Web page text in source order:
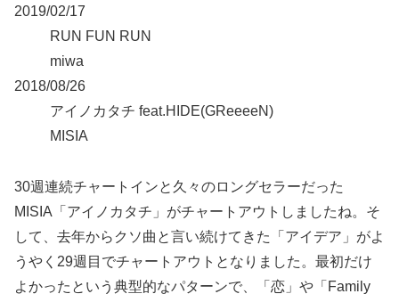
2019/02/17
RUN FUN RUN
miwa
2018/08/26
アイノカタチ feat.HIDE(GReeeeN)
MISIA
30週連続チャートインと久々のロングセラーだった
MISIA「アイノカタチ」がチャートアウトしましたね。そ
して、去年からクソ曲と言い続けてきた「アイデア」がよ
うやく29週目でチャートアウトとなりました。最初だけ
よかったという典型的なパターンで、「恋」や「Family